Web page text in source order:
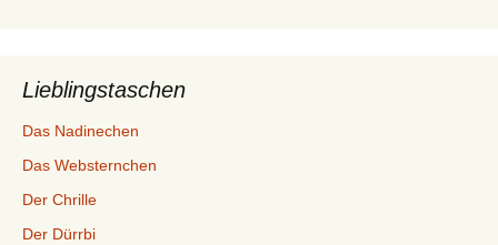
Lieblingstaschen
Das Nadinechen
Das Websternchen
Der Chrille
Der Dürrbi